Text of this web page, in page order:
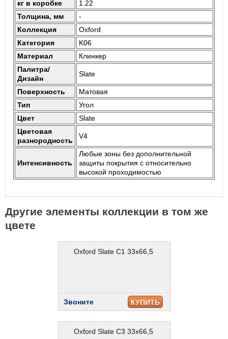
кг в коробке
1.22
Толщина, мм
-
Коллекция
Oxford
Категория
K06
Материал
Клинкер
Палитра/
Дизайн
Slate
Поверхность
Матовая
Тип
Угол
Цвет
Slate
Цветовая
разнородность
V4
Интенсивность
Любые зоны без дополнительной
защиты покрытия с относительно
высокой проходимостью
Другие элементы коллекции в том же
цвете
Oxford Slate C1 33x66,5
Звоните КУПИТЬ
Oxford Slate C3 33x66,5